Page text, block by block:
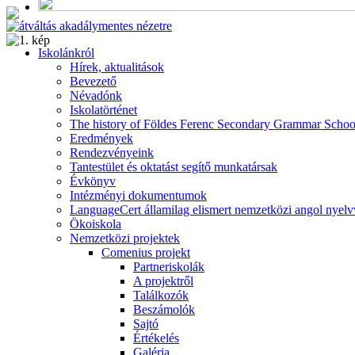
Iskolánkról
Hírek, aktualitások
Bevezető
Névadónk
Iskolatörténet
The history of Földes Ferenc Secondary Grammar
Eredmények
Rendezvényeink
Tantestület és oktatást segítő munkatársak
Évkönyv
Intézményi dokumentumok
LanguageCert államilag elismert nemzetközi angol
Ökoiskola
Nemzetközi projektek
Comenius projekt
Partneriskolák
A projektről
Találkozók
Beszámolók
Sajtó
Értékelés
Galéria
Program